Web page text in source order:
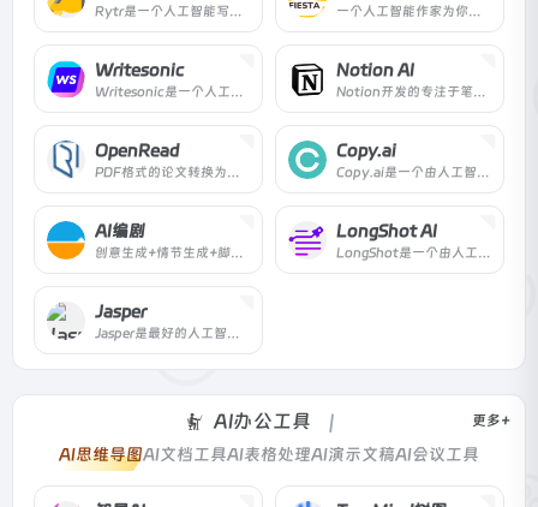
Rytr是一个人工智能写作助手，可以帮助你创造高质量的内容，只需几秒钟的时间，而成本却很低! 一个人工智能作家为你生成文章内容! Article Fiesta将节省时间和金钱，同时提高你的网站排名的质量。
Writesonic
Writesonic是一个人工智能作家，为博客，Facebook广告，谷歌广告和Shopify免费创建SEO友好内容。我们的转述工具可以让您立即重新表述整个文章。
Notion AI
Notion开发的专注于笔记生成的AI
OpenRead
PDF格式的论文转换为交互式论文
Copy.ai
Copy.ai是一个由人工智能驱动的文案生成器，可以为您的企业生成高质量的文案。
AI编剧
创意生成+情节生成+脚本生成，AI编剧3步走，AI自动帮你搞定剧情！搭配长短视频拍摄
LongShot AI
LongShot是一个由人工智能驱动的内容写作助手，研究、生成和优化高质量的长篇内容。写博客永远不会感到如此轻松。
Jasper
Jasper是最好的人工智能作家和人工智能艺术生成器的团队，拥有超过3000个5星级的评论。快速创建博客文章、营销文案和AI生成的图像。
AI办公工具
AI思维导图AI文档工具AI表格处理AI演示文稿AI会议工具
更多+